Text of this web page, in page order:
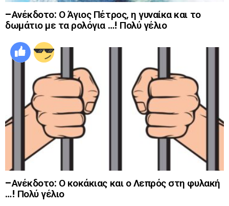
–Ανέκδοτο: Ο Άγιος Πέτρος, η γυναίκα και το
δωμάτιο με τα ρολόγια …! Πολύ γέλιο
–Ανέκδοτο: Ο κοκάκιας και ο Λεπρός στη φυλακή
…! Πολύ γέλιο